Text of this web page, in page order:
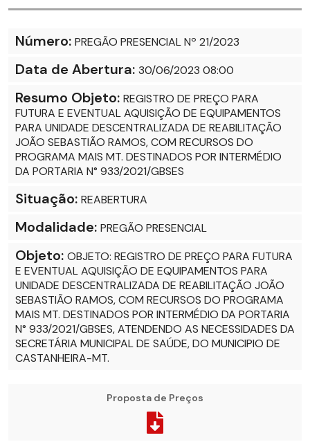
Número: PREGÃO PRESENCIAL Nº 21/2023
Data de Abertura: 30/06/2023 08:00
Resumo Objeto: REGISTRO DE PREÇO PARA
FUTURA E EVENTUAL AQUISIÇÃO DE EQUIPAMENTOS
PARA UNIDADE DESCENTRALIZADA DE REABILITAÇÃO
JOÃO SEBASTIÃO RAMOS, COM RECURSOS DO
PROGRAMA MAIS MT. DESTINADOS POR INTERMÉDIO
DA PORTARIA N° 933/2021/GBSES
Situação: REABERTURA
Modalidade: PREGÃO PRESENCIAL
Objeto: OBJETO: REGISTRO DE PREÇO PARA FUTURA
E EVENTUAL AQUISIÇÃO DE EQUIPAMENTOS PARA
UNIDADE DESCENTRALIZADA DE REABILITAÇÃO JOÃO
SEBASTIÃO RAMOS, COM RECURSOS DO PROGRAMA
MAIS MT. DESTINADOS POR INTERMÉDIO DA PORTARIA
N° 933/2021/GBSES, ATENDENDO AS NECESSIDADES DA
SECRETÁRIA MUNICIPAL DE SAÚDE, DO MUNICIPIO DE
CASTANHEIRA-MT.
Proposta de Preços